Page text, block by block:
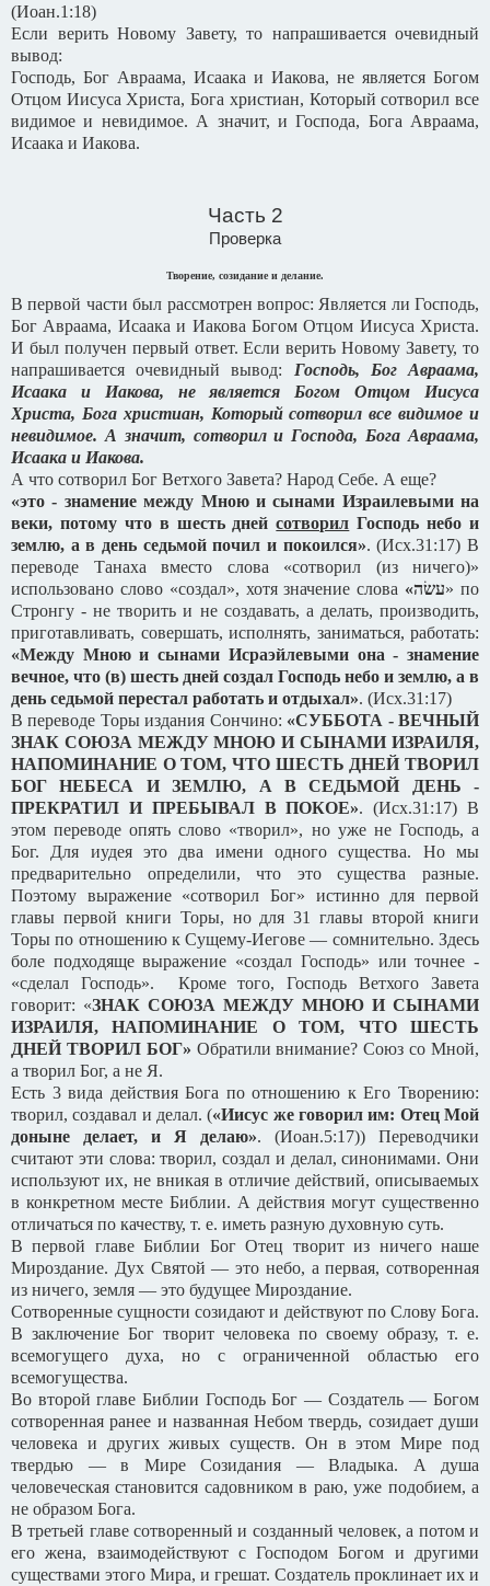
(Иоан.1:18)
Если верить Новому Завету, то напрашивается очевидный
вывод:
Господь, Бог Авраама, Исаака и Иакова, не является Богом
Отцом Иисуса Христа, Бога христиан, Который сотворил все
видимое и невидимое. А значит, и Господа, Бога Авраама,
Исаака и Иакова.
Часть 2
Проверка
Творение, созидание и делание.
В первой части был рассмотрен вопрос: Является ли Господь,
Бог Авраама, Исаака и Иакова Богом Отцом Иисуса Христа.
И был получен первый ответ. Если верить Новому Завету, то
напрашивается очевидный вывод: Господь, Бог Авраама,
Исаака и Иакова, не является Богом Отцом Иисуса
Христа, Бога христиан, Который сотворил все видимое и
невидимое. А значит, сотворил и Господа, Бога Авраама,
Исаака и Иакова.
А что сотворил Бог Ветхого Завета? Народ Себе. А еще?
«это - знамение между Мною и сынами Израилевыми на
веки, потому что в шесть днейсотворил Господь небо и
землю, а в день седьмой почил и покоился». (Исх.31:17) В
переводе Танаха вместо слова «сотворил (из ничего)»
использовано слово «создал», хотя значение слова «עשׂה» по
Стронгу - не творить и не создавать, а делать, производить,
приготавливать, совершать, исполнять, заниматься, работать:
«Между Мною и сынами Исраэйлевыми она - знамение
вечное, что (в) шесть дней создал Господь небо и землю, а в
день седьмой перестал работать и отдыхал». (Исх.31:17)
В переводе Торы издания Сончино: «СУББОТА - ВЕЧНЫЙ
ЗНАК СОЮЗА МЕЖДУ МНОЮ И СЫНАМИ ИЗРАИЛЯ,
НАПОМИНАНИЕ О ТОМ, ЧТО ШЕСТЬ ДНЕЙ ТВОРИЛ
БОГ НЕБЕСА И ЗЕМЛЮ, А В СЕДЬМОЙ ДЕНЬ -
ПРЕКРАТИЛ И ПРЕБЫВАЛ В ПОКОЕ». (Исх.31:17) В
этом переводе опять слово «творил», но уже не Господь, а
Бог. Для иудея это два имени одного существа. Но мы
предварительно определили, что это существа разные.
Поэтому выражение «сотворил Бог» истинно для первой
главы первой книги Торы, но для 31 главы второй книги
Торы по отношению к Сущему-Иегове — сомнительно. Здесь
боле подходяще выражение «создал Господь» или точнее -
«сделал Господь». Кроме того, Господь Ветхого Завета
говорит: «ЗНАК СОЮЗА МЕЖДУ МНОЮ И СЫНАМИ
ИЗРАИЛЯ, НАПОМИНАНИЕ О ТОМ, ЧТО ШЕСТЬ
ДНЕЙ ТВОРИЛ БОГ» Обратили внимание? Союз со Мной,
а творил Бог, а не Я.
Есть 3 вида действия Бога по отношению к Его Творению:
творил, создавал и делал. («Иисус же говорил им: Отец Мой
доныне делает, и Я делаю». (Иоан.5:17)) Переводчики
считают эти слова: творил, создал и делал, синонимами. Они
используют их, не вникая в отличие действий, описываемых
в конкретном месте Библии. А действия могут существенно
отличаться по качеству, т. е. иметь разную духовную суть.
В первой главе Библии Бог Отец творит из ничего наше
Мироздание. Дух Святой — это небо, а первая, сотворенная
из ничего, земля — это будущее Мироздание.
Сотворенные сущности созидают и действуют по Слову Бога.
В заключение Бог творит человека по своему образу, т. е.
всемогущего духа, но с ограниченной областью его
всемогущества.
Во второй главе Библии Господь Бог — Создатель — Богом
сотворенная ранее и названная Небом твердь, созидает души
человека и других живых существ. Он в этом Мире под
твердью — в Мире Созидания — Владыка. А душа
человеческая становится садовником в раю, уже подобием, а
не образом Бога.
В третьей главе сотворенный и созданный человек, а потом и
его жена, взаимодействуют с Господом Богом и другими
существами этого Мира, и грешат. Создатель проклинает их и